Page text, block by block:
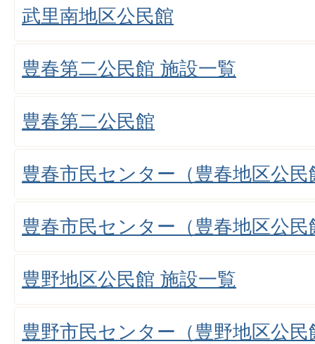
武里南地区公民館
豊春第二公民館 施設一覧
豊春第二公民館
豊春市民センター（豊春地区公
豊春市民センター（豊春地区公民
豊野地区公民館 施設一覧
豊野市民センター（豊野地区公民